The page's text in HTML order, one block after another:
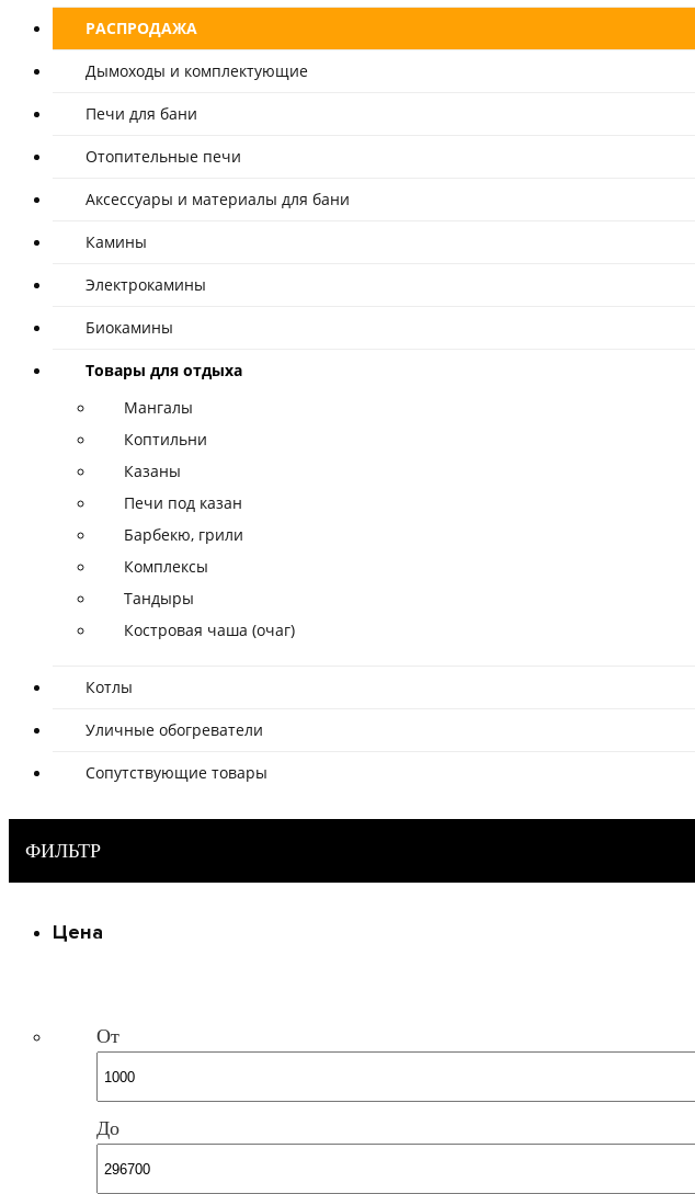
РАСПРОДАЖА
Дымоходы и комплектующие
Печи для бани
Отопительные печи
Аксессуары и материалы для бани
Камины
Электрокамины
Биокамины
Товары для отдыха
Мангалы
Коптильни
Казаны
Печи под казан
Барбекю, грили
Комплексы
Тандыры
Костровая чаша (очаг)
Котлы
Уличные обогреватели
Сопутствующие товары
ФИЛЬТР
Цена
От
До